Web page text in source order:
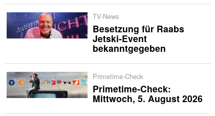
TV-News
Besetzung für Raabs
Jetski-Event
bekanntgegeben
Primetime-Check
Primetime-Check:
Mittwoch, 5. August 2026